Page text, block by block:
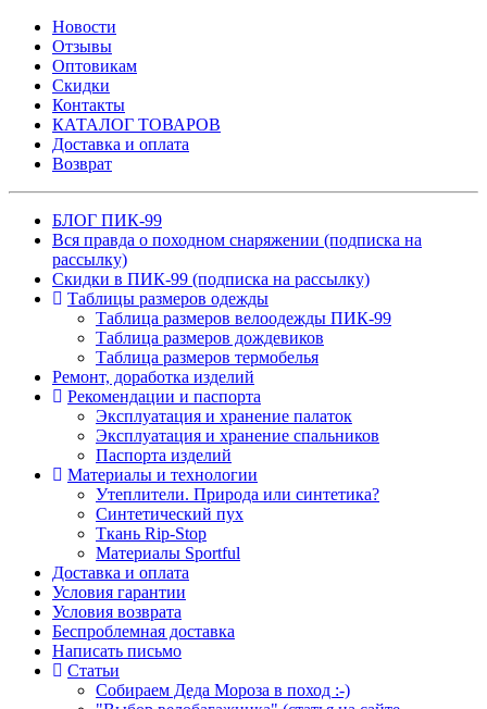
Новости
Отзывы
Оптовикам
Скидки
Контакты
КАТАЛОГ ТОВАРОВ
Доставка и оплата
Возврат
БЛОГ ПИК-99
Вся правда о походном снаряжении (подписка на
рассылку)
Скидки в ПИК-99 (подписка на рассылку)
Таблицы размеров одежды
Таблица размеров велоодежды ПИК-99
Таблица размеров дождевиков
Таблица размеров термобелья
Ремонт, доработка изделий
Рекомендации и паспорта
Эксплуатация и хранение палаток
Эксплуатация и хранение спальников
Паспорта изделий
Материалы и технологии
Утеплители. Природа или синтетика?
Синтетический пух
Ткань Rip-Stop
Материалы Sportful
Доставка и оплата
Условия гарантии
Условия возврата
Беспроблемная доставка
Написать письмо
Статьи
Собираем Деда Мороза в поход :-)